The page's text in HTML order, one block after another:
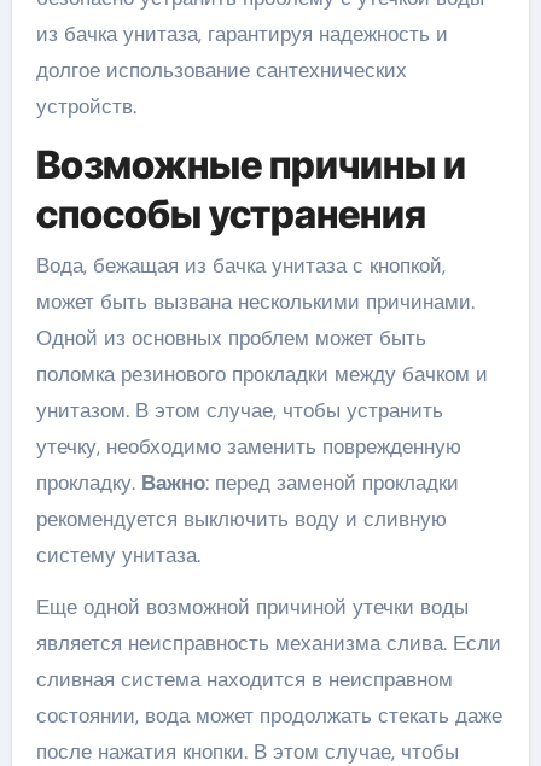
из бачка унитаза, гарантируя надежность и
долгое использование сантехнических
устройств.
Возможные причины и
способы устранения
Вода, бежащая из бачка унитаза с кнопкой,
может быть вызвана несколькими причинами.
Одной из основных проблем может быть
поломка резинового прокладки между бачком и
унитазом. В этом случае, чтобы устранить
утечку, необходимо заменить поврежденную
прокладку. Важно: перед заменой прокладки
рекомендуется выключить воду и сливную
систему унитаза.
Еще одной возможной причиной утечки воды
является неисправность механизма слива. Если
сливная система находится в неисправном
состоянии, вода может продолжать стекать даже
после нажатия кнопки. В этом случае, чтобы